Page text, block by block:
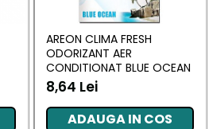
AREON CLIMA FRESH
ODORIZANT AER
CONDITIONAT BLUE OCEAN
8,64 Lei
ADAUGA IN COS